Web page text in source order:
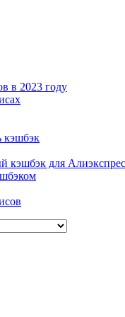
в 2023 году
кэшбэк
кэшбэк для